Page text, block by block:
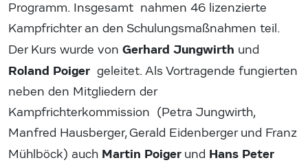
Programm. Insgesamt nahmen 46 lizenzierte
Kampfrichter an den Schulungsmaßnahmen teil.
Der Kurs wurde von Gerhard Jungwirth und
Roland Poiger geleitet. Als Vortragende fungierten
neben den Mitgliedern der
Kampfrichterkommission (Petra Jungwirth,
Manfred Hausberger, Gerald Eidenberger und Franz
Mühlböck) auch Martin Poiger und Hans Peter